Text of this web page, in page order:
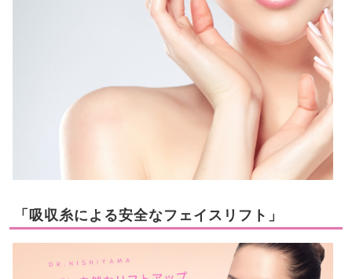
「吸収糸による安全なフェイスリフト」